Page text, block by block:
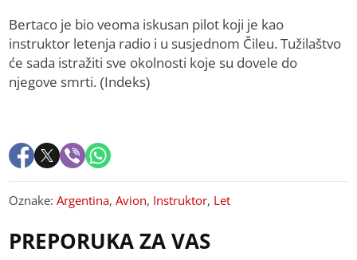
Bertaco je bio veoma iskusan pilot koji je kao
instruktor letenja radio i u susjednom Čileu. Tužilaštvo
će sada istražiti sve okolnosti koje su dovele do
njegove smrti. (Indeks)
Oznake:Argentina,Avion, Instruktor, Let
PREPORUKA ZA VAS